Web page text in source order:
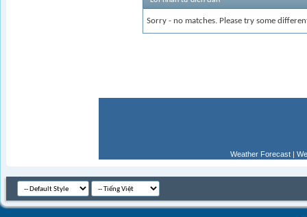
Sorry - no matches. Please try some
Weather Forecast |